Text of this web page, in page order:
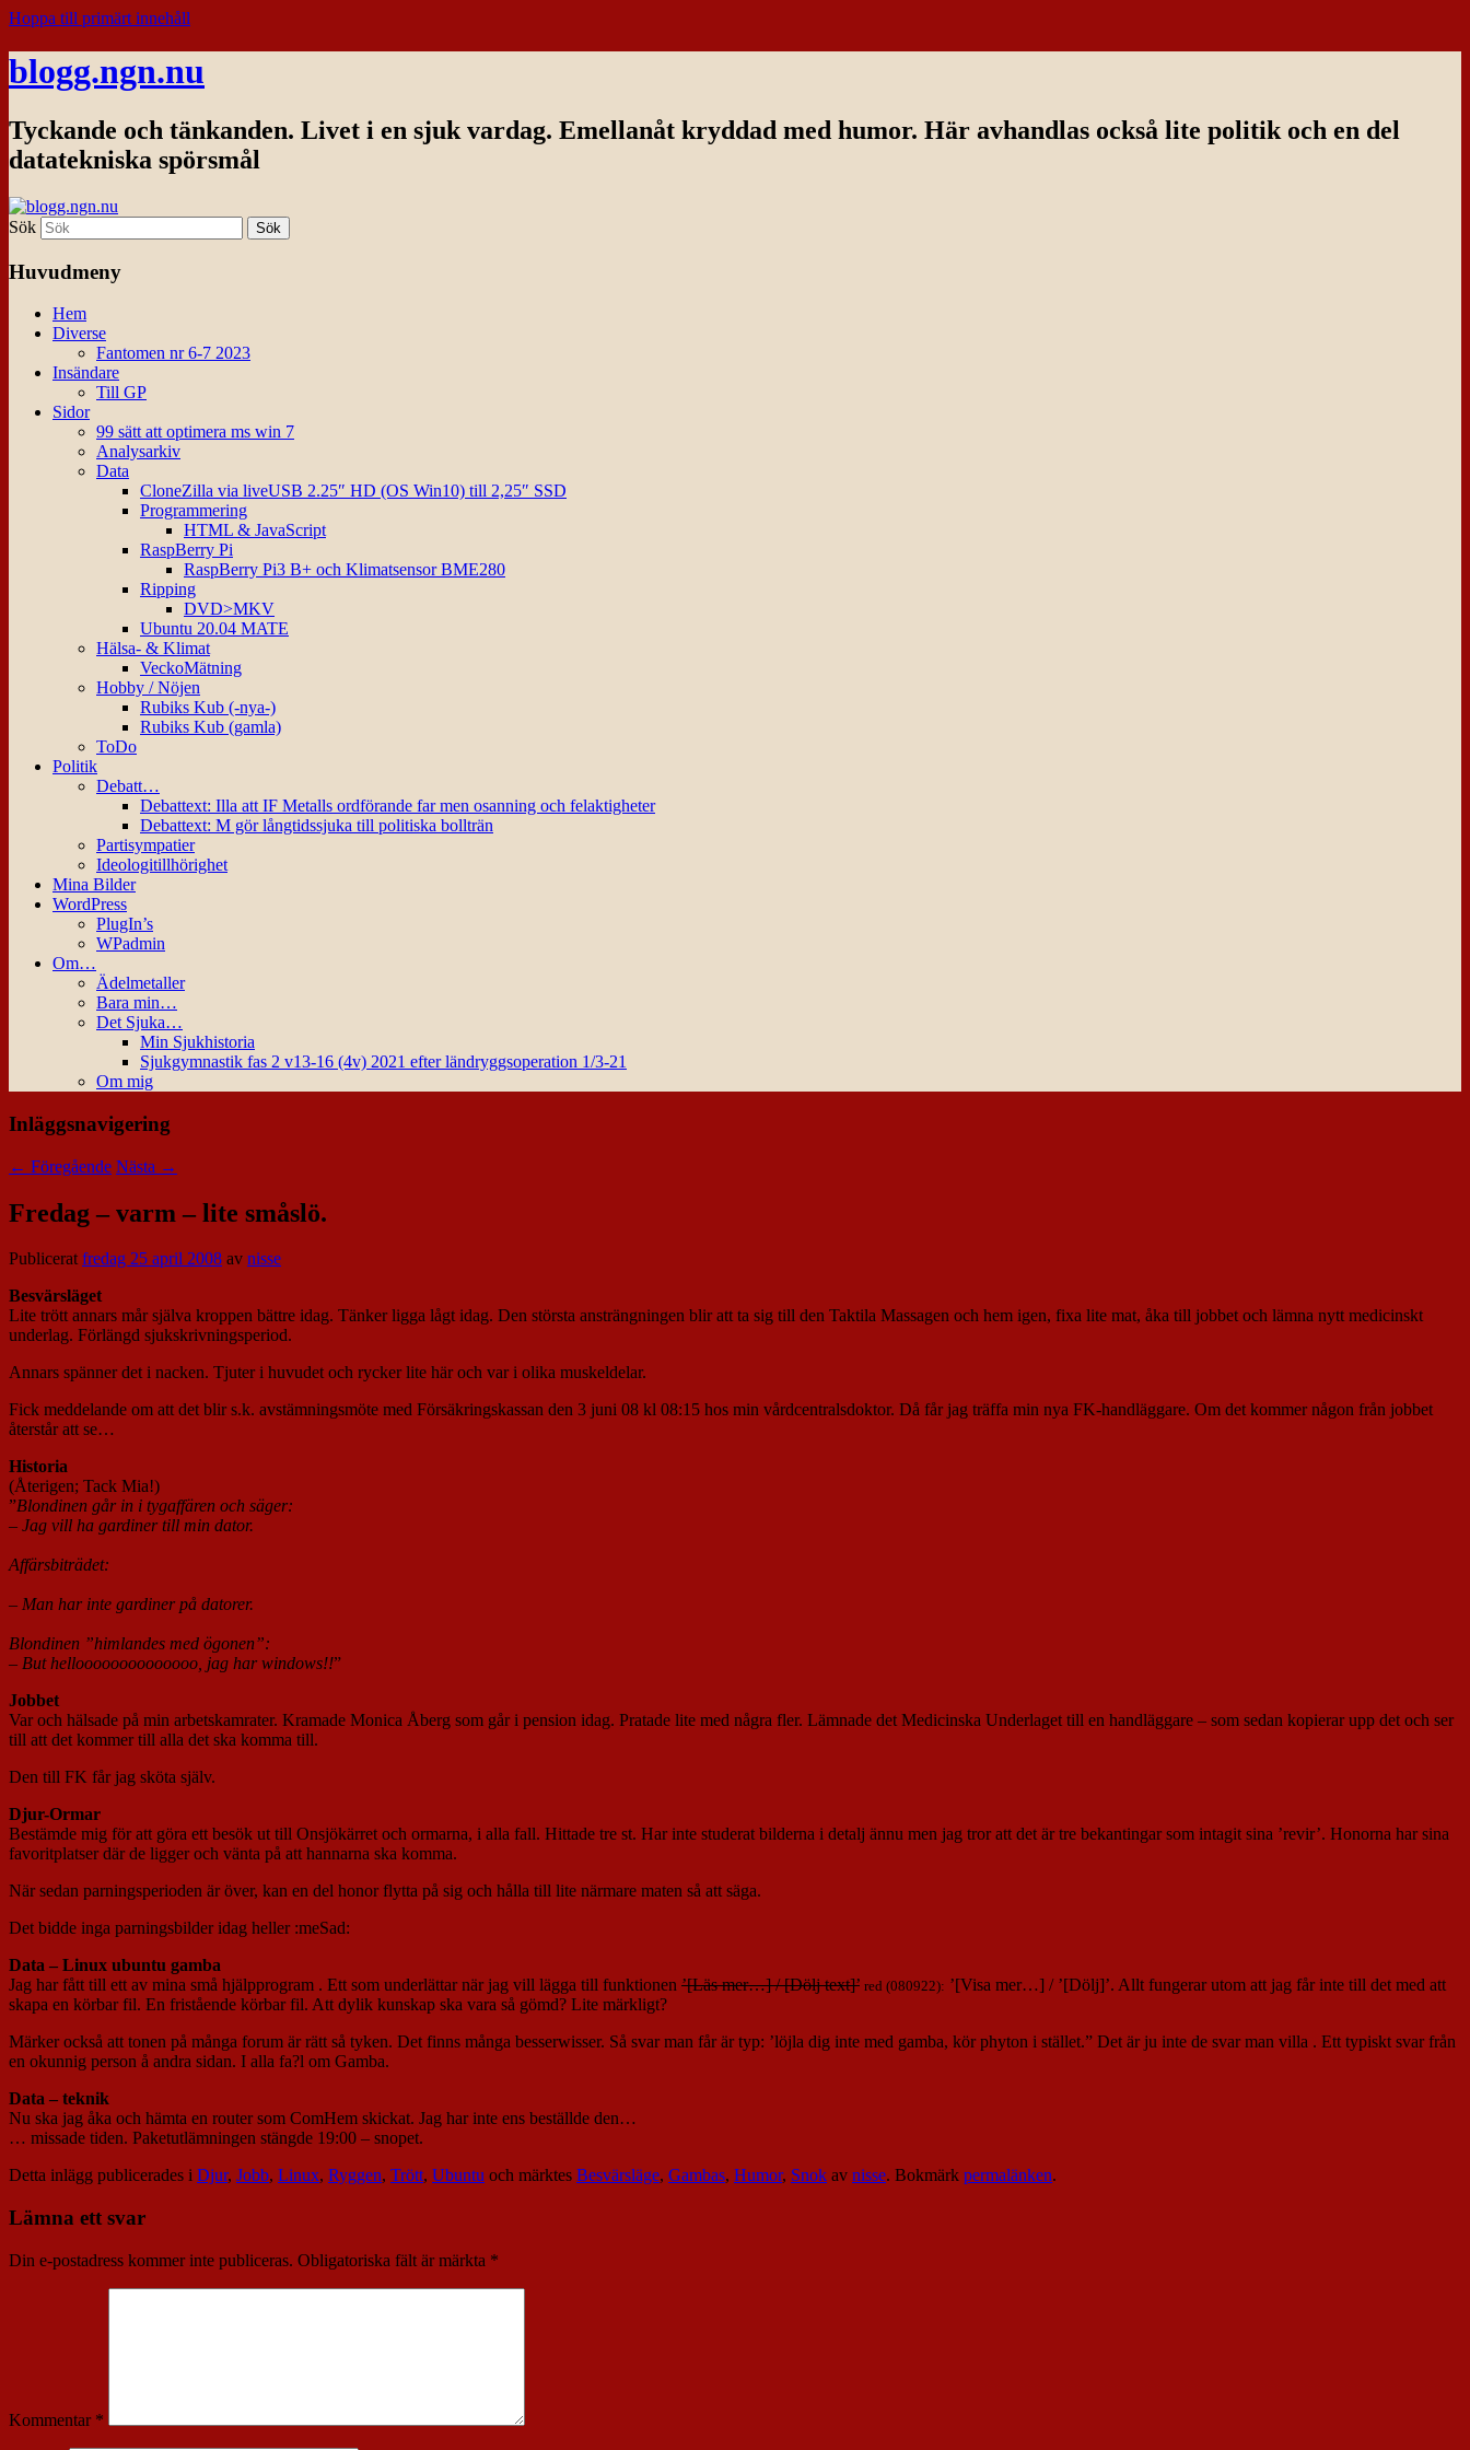
Hoppa till primärt innehåll
blogg.ngn.nu
Tyckande och tänkanden. Livet i en sjuk vardag. Emellanåt kryddad med humor. Här avhandlas också lite politik och en del
datatekniska spörsmål
Sök
Huvudmeny
Hem
Diverse
Fantomen nr 6-7 2023
Insändare
Till GP
Sidor
99 sätt att optimera ms win 7
Analysarkiv
Data
CloneZilla via liveUSB 2.25″ HD (OS Win10) till 2,25″ SSD
Programmering
HTML & JavaScript
RaspBerry Pi
RaspBerry Pi3 B+ och Klimatsensor BME280
Ripping
DVD>MKV
Ubuntu 20.04 MATE
Hälsa- & Klimat
VeckoMätning
Hobby / Nöjen
Rubiks Kub (-nya-)
Rubiks Kub (gamla)
ToDo
Politik
Debatt…
Debattext: Illa att IF Metalls ordförande far men osanning och felaktigheter
Debattext: M gör långtidssjuka till politiska bollträn
Partisympatier
Ideologitillhörighet
Mina Bilder
WordPress
PlugIn’s
WPadmin
Om…
Ädelmetaller
Bara min…
Det Sjuka…
Min Sjukhistoria
Sjukgymnastik fas 2 v13-16 (4v) 2021 efter ländryggsoperation 1/3-21
Om mig
Inläggsnavigering
← Föregående Nästa →
Fredag – varm – lite småslö.
Publiceratfredag 25 april 2008 av nisse
Besvärsläget
Lite trött annars mår själva kroppen bättre idag. Tänker ligga lågt idag. Den största ansträngningen blir att ta sig till den Taktila Massagen och hem igen, fixa lite mat, åka till jobbet och lämna nytt medicinskt
underlag. Förlängd sjukskrivningsperiod.
Annars spänner det i nacken. Tjuter i huvudet och rycker lite här och var i olika muskeldelar.
Fick meddelande om att det blir s.k. avstämningsmöte med Försäkringskassan den 3 juni 08 kl 08:15 hos min vårdcentralsdoktor. Då får jag träffa min nya FK-handläggare. Om det kommer någon från jobbet
återstår att se…
Historia
(Återigen; Tack Mia!)
”Blondinen går in i tygaffären och säger:
– Jag vill ha gardiner till min dator.
Affärsbiträdet:
– Man har inte gardiner på datorer.
Blondinen ”himlandes med ögonen”:
– But helloooooooooooooo, jag har windows!!”
Jobbet
Var och hälsade på min arbetskamrater. Kramade Monica Åberg som går i pension idag. Pratade lite med några fler. Lämnade det Medicinska Underlaget till en handläggare – som sedan kopierar upp det och ser
till att det kommer till alla det ska komma till.
Den till FK får jag sköta själv.
Djur-Ormar
Bestämde mig för att göra ett besök ut till Onsjökärret och ormarna, i alla fall. Hittade tre st. Har inte studerat bilderna i detalj ännu men jag tror att det är tre bekantingar som intagit sina ’revir’. Honorna har sina
favoritplatser där de ligger och vänta på att hannarna ska komma.
När sedan parningsperioden är över, kan en del honor flytta på sig och hålla till lite närmare maten så att säga.
Det bidde inga parningsbilder idag heller :meSad:
Data – Linux ubuntu gamba
Jag har fått till ett av mina små hjälpprogram . Ett som underlättar när jag vill lägga till funktionen ’[Läs mer…] / [Dölj text]’ red (080922): ’[Visa mer…] / ’[Dölj]’. Allt fungerar utom att jag får inte till det med att
skapa en körbar fil. En fristående körbar fil. Att dylik kunskap ska vara så gömd? Lite märkligt?
Märker också att tonen på många forum är rätt så tyken. Det finns många besserwisser. Så svar man får är typ: ’löjla dig inte med gamba, kör phyton i stället.” Det är ju inte de svar man villa . Ett typiskt svar från
en okunnig person å andra sidan. I alla fa?l om Gamba.
Data – teknik
Nu ska jag åka och hämta en router som ComHem skickat. Jag har inte ens beställde den…
… missade tiden. Paketutlämningen stängde 19:00 – snopet.
Detta inlägg publicerades i Djur, Jobb, Linux, Ryggen, Trött, Ubuntu och märktes Besvärsläge, Gambas, Humor, Snok av nisse. Bokmärk permalänken.
Lämna ett svar
Din e-postadress kommer inte publiceras. Obligatoriska fält är märkta *
Kommentar *